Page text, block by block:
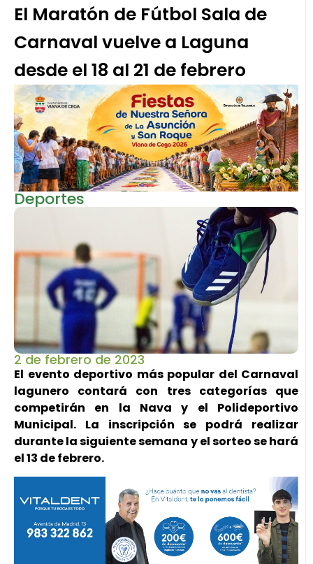
El Maratón de Fútbol Sala de
Carnaval vuelve a Laguna
desde el 18 al 21 de febrero
Deportes
2 de febrero de 2023
El evento deportivo más popular del Carnaval
lagunero contará con tres categorías que
competirán en la Nava y el Polideportivo
Municipal. La inscripción se podrá realizar
durante la siguiente semana y el sorteo se hará
el 13 de febrero.